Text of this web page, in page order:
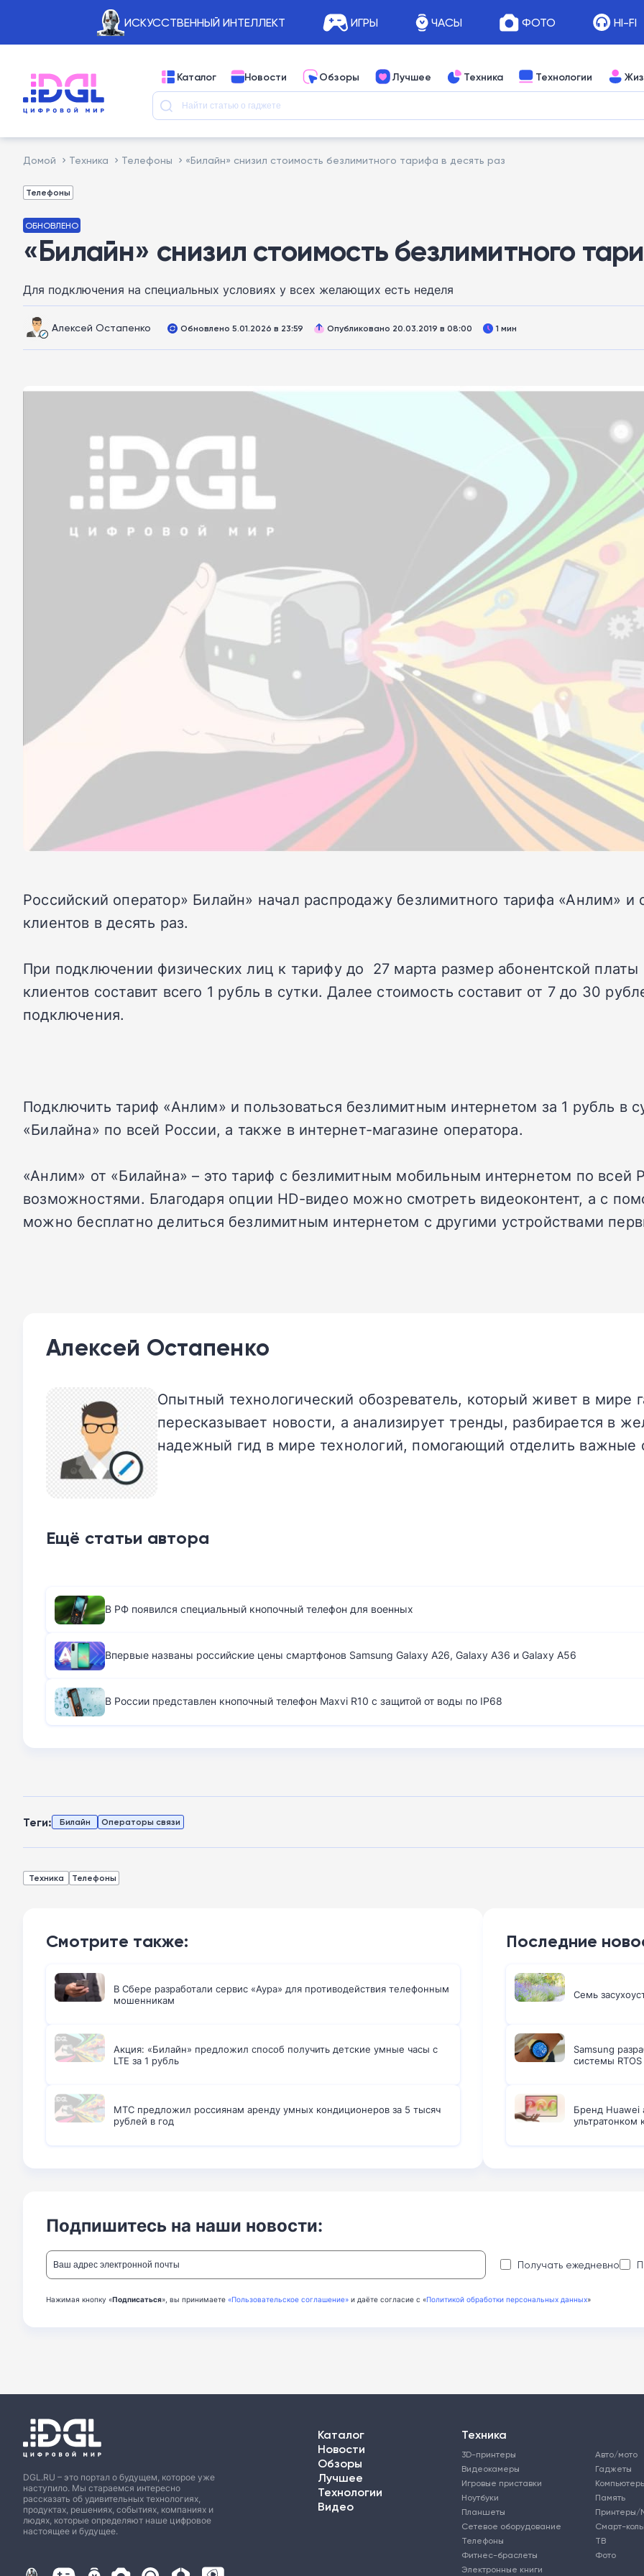
ИСКУССТВЕННЫЙ ИНТЕЛЛЕКТ ИГРЫ ЧАСЫ ФОТО HI-FI
Каталог Новости Обзоры Лучшее Техника Технологии
Домой Техника Телефоны «Билайн» снизил стоимость безлимитного тарифа в десять раз
Телефоны
ОБНОВЛЕНО
«Билайн» снизил стоимость безлимитного
Для подключения на специальных условиях у всех желающих есть неделя
Алексей Остапенко Обновлено 5.01.2026 в 23:59 Опубликовано 20.03.2019 в 08:00 1 мин
Российский оператор» Билайн» начал распродажу безлимитного тарифа «Анлим» и
клиентов в десять раз.
При подключении физических лиц к тарифу до 27 марта размер абонентской
клиентов составит всего 1 рубль в сутки. Далее стоимость составит от 7 до 30
подключения.
Подключить тариф «Анлим» и пользоваться безлимитным интернетом за 1 рубль в
«Билайна» по всей России, а также в интернет-магазине оператора.
«Анлим» от «Билайна» – это тариф с безлимитным мобильным интернетом по всей
возможностями. Благодаря опции HD-видео можно смотреть видеоконтент, а с
можно бесплатно делиться безлимитным интернетом с другими устройствами
Алексей Остапенко
Опытный технологический обозреватель, который живет в мире
пересказывает новости, а анализирует тренды, разбирается в
надежный гид в мире технологий, помогающий отделить важные
Ещё статьи автора
В РФ появился специальный кнопочный телефон для военных
Впервые названы российские цены смартфонов Samsung Galaxy A26, Galaxy A36 и Galaxy A56
В России представлен кнопочный телефон Maxvi R10 с защитой от воды по IP68
Теги: Билайн Операторы связи
Техника Телефоны
Смотрите также:
В Сбере разработали сервис «Аура» для противодействия телефонным
мошенникам
Акция: «Билайн» предложил способ получить детские умные часы с
LTE за 1 рубль
МТС предложил россиянам аренду умных кондиционеров за 5 тысяч
рублей в год
Последние
Семь
Samsung
системы RTOS
Бренд Huawei
ультратонком
Подпишитесь на наши новости:
Получать ежедневно
Нажимая кнопку «Подписаться», вы принимаете «Пользовательское соглашение» и даёте согласие с «Политикой обработки персональных данных»
DGL.RU – это портал о будущем, которое уже
наступило. Мы стараемся интересно
рассказать об удивительных технологиях,
продуктах, решениях, событиях, компаниях и
людях, которые определяют наше цифровое
настоящее и будущее.
Каталог
Новости
Обзоры
Лучшее
Техника
3D-принтеры
Авто/мото
Видеокамеры
Гаджеты
Игровые приставки
Ноутбуки
Память
Планшеты
Сетевое оборудование
Смарт-
Телефоны
ТВ
Фитнес-браслеты
Фото
Электронные книги
Технологии
Видео